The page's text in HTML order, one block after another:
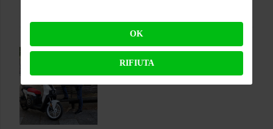
OK
RIFIUTA